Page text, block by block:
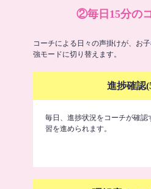
②毎日15分の
コーチによる日々の声掛けが、お
強モードに切り替えます。
進捗確認
毎日、進捗状況をコーチが確認
習を進められます。